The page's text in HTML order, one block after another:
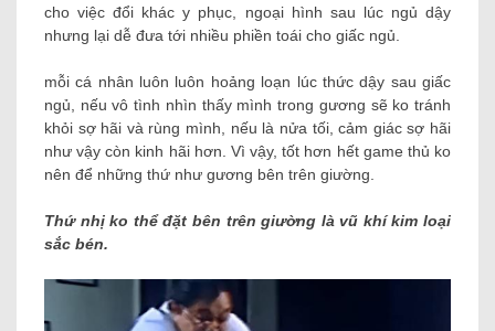
cho việc đổi khác y phục, ngoại hình sau lúc ngủ dậy
nhưng lại dễ đưa tới nhiều phiền toái cho giấc ngủ.
mỗi cá nhân luôn luôn hoảng loạn lúc thức dậy sau giấc
ngủ, nếu vô tình nhìn thấy mình trong gương sẽ ko tránh
khỏi sợ hãi và rùng mình, nếu là nửa tối, cảm giác sợ hãi
như vậy còn kinh hãi hơn. Vì vậy, tốt hơn hết game thủ ko
nên để những thứ như gương bên trên giường.
Thứ nhị ko thể đặt bên trên giường là vũ khí kim loại
sắc bén.